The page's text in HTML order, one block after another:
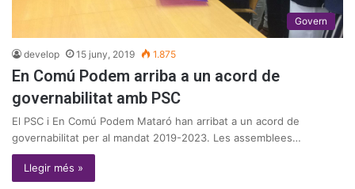
Govern
develop 15 juny, 2019 1.875
En Comú Podem arriba a un acord de
governabilitat amb PSC
El PSC i En Comú Podem Mataró han arribat a un acord de
governabilitat per al mandat 2019-2023. Les assemblees…
Llegir més »